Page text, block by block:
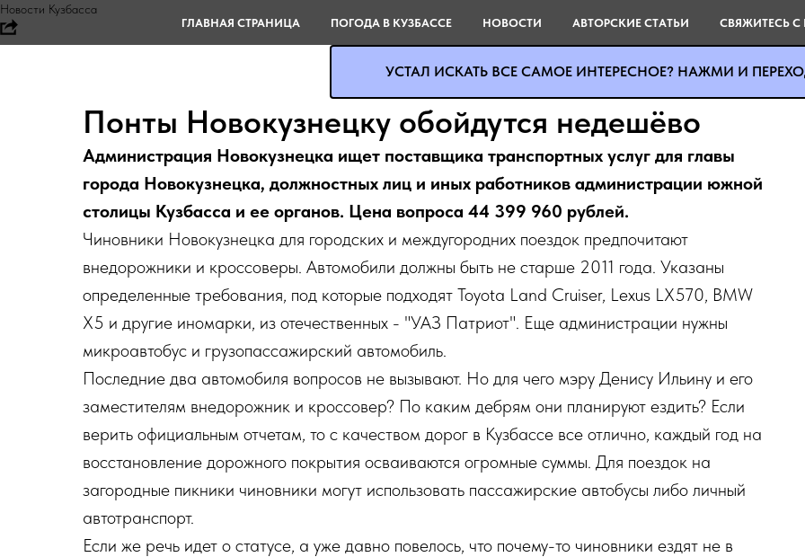
Новости Кузбасса
Понты Новокузнецку обойдутся недешёво
Администрация Новокузнецка ищет поставщика транспортных услуг для главы
города Новокузнецка, должностных лиц и иных работников администрации южной
столицы Кузбасса и ее органов. Цена вопроса 44 399 960 рублей.
Чиновники Новокузнецка для городских и междугородних поездок предпочитают
внедорожники и кроссоверы. Автомобили должны быть не старше 2011 года. Указаны
определенные требования, под которые подходят Toyota Land Cruiser, Lexus LX570, BMW
X5 и другие иномарки, из отечественных - "УАЗ Патриот". Еще администрации нужны
микроавтобус и грузопассажирский автомобиль.
Последние два автомобиля вопросов не вызывают. Но для чего мэру Денису Ильину и его
заместителям внедорожник и кроссовер? По каким дебрям они планируют ездить? Если
верить официальным отчетам, то с качеством дорог в Кузбассе все отлично, каждый год на
восстановление дорожного покрытия осваиваются огромные суммы. Для поездок на
загородные пикники чиновники могут использовать пассажирские автобусы либо личный
автотранспорт.
Если же речь идет о статусе, а уже давно повелось, что почему-то чиновники ездят не в
ГЛАВНАЯ СТРАНИЦА ПОГОДА В КУЗБАССЕ НОВОСТИ АВТОРСКИЕ СТАТЬИ СВЯЖИТЕСЬ
УСТАЛ ИСКАТЬ ВСЕ САМОЕ ИНТЕРЕСНОЕ? НАЖМИ И